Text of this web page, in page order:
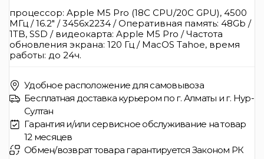
процессор: Apple M5 Pro (18C CPU/20C GPU), 4500
МГц / 16.2" / 3456x2234 / Оперативная память: 48Gb /
1TB, SSD / видеокарта: Apple M5 Pro / Частота
обновления экрана: 120 Гц / MacOS Tahoe, время
работы: до 24ч.
Удобное расположение для самовывоза
Бесплатная доставка курьером по г. Алматы и г. Нур-
Султан
Гарантия и/или сервисное обслуживание на товар
12 месяцев
Обмен/возврат товара гарантируется Законом РК